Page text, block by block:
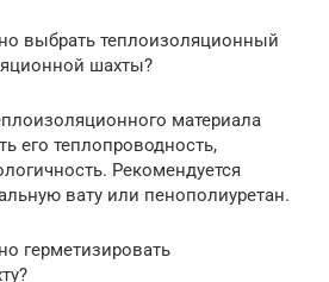
выбрать теплоизоляционный
шахты?
материала
его теплопроводность,
Рекомендуется
вату или пенополиуретан.
герметизировать